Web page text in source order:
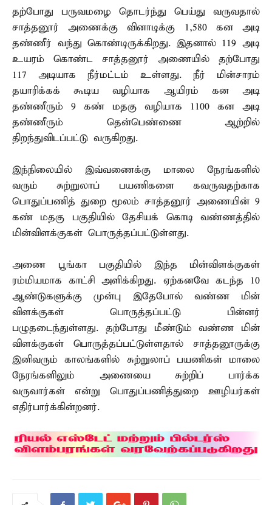
தற்போது பருவமழை தொடர்ந்து பெய்து வருவதால்
சாத்தனூர் அணைக்கு வினாடிக்கு 1,580 கன அடி
தண்ணீர் வந்து கொண்டிருக்கிறது. இதனால் 119 அடி
உயரம் கொண்ட சாத்தனூர் அணையில் தற்போது
117 அடியாக நீர்மட்டம் உள்ளது. நீர் மின்சாரம்
தயாரிக்கக் கூடிய வழியாக ஆயிரம் கன அடி
தண்ணீரும் 9 கண் மதகு வழியாக 1100 கன அடி
தண்ணீரும் தென்பெண்ணை ஆற்றில்
திறந்துவிடப்பட்டு வருகிறது.
இந்நிலையில் இவ்வணைக்கு மாலை நேரங்களில்
வரும் சுற்றுலாப் பயணிகளை கவருவதற்காக
பொதுப்பணித் துறை மூலம் சாத்தனூர் அணையின் 9
கண் மதகு பகுதியில் தேசியக் கொடி வண்ணத்தில்
மின்விளக்குகள் பொருத்தப்பட்டுள்ளது.
அணை பூங்கா பகுதியில் இந்த மின்விளக்குகள்
ரம்மியமாக காட்சி அளிக்கிறது. ஏற்கனவே கடந்த 10
ஆண்டுகளுக்கு முன்பு இதேபோல் வண்ண மின்
விளக்குகள் பொருத்தப்பட்டு பின்னர்
பழுதடைந்துள்ளது. தற்போது மீண்டும் வண்ண மின்
விளக்குகள் பொருத்தப்பட்டுள்ளதால் சாத்தனூருக்கு
இனிவரும் காலங்களில் சுற்றுலாப் பயணிகள் மாலை
நேரங்களிலும் அணையை சுற்றிப் பார்க்க
வருவார்கள் என்று பொதுப்பணித்துறை ஊழியர்கள்
எதிர்பார்க்கின்றனர்.